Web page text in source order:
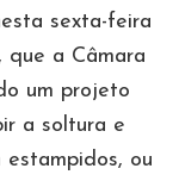
sexta-feira
que a Câmara
um projeto
a soltura e
ou